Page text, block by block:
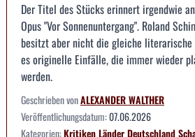
Der Titel des Stücks erinnert irgendwie
Opus "Vor Sonnenuntergang". Roland
besitzt aber nicht die gleiche
es originelle Einfälle, die immer wieder
werden.
Geschrieben vonALEXANDER WALTHER
Veröffentlichungsdatum:07.06.2026
Kategorien:KritikenLänderDeutschland